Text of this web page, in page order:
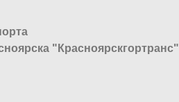
"Красноярскгортранс"